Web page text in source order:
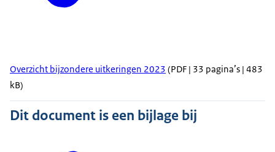
Overzicht bijzondere uitkeringen 2023 (PDF | 33 pagina’s | 483
kB)
Dit document is een bijlage bij